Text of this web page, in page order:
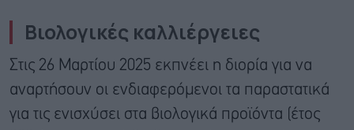
Βιολογικές καλλιέργειες
Στις 26 Μαρτίου 2025 εκπνέει η διορία για να
αναρτήσουν οι ενδιαφερόμενοι τα παραστατικά
για τις ενισχύσει στα βιολογικά προϊόντα (έτος